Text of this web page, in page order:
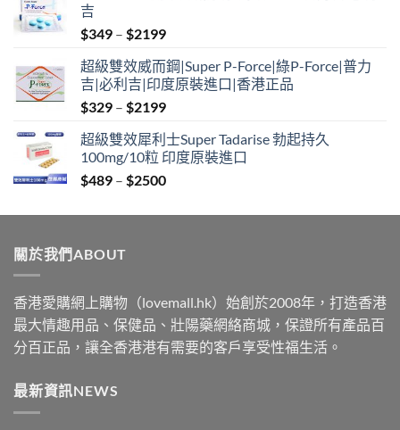
吉
$349 – $2199Price
$349
through
$2199
超級雙效威而鋼|Super P-Force|綠P-Force|普力
吉|必利吉|印度原裝進口|香港正品
$329 – $2199Price
$329
through
$2199
超級雙效犀利士Super Tadarise 勃起持久
100mg/10粒 印度原裝進口
$489 – $2500Price
$489
關於我們ABOUT
香港愛購網上購物（lovemall.hk）始創於2008年，打造香港
最大情趣用品、保健品、壯陽藥網絡商城，保證所有產品百
分百正品，讓全香港港有需要的客戶享受性福生活。
最新資訊NEWS